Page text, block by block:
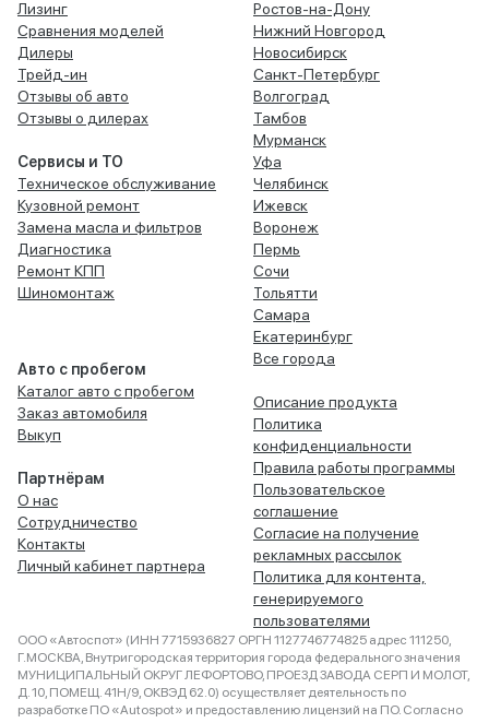
Лизинг
Сравнения моделей
Дилеры
Трейд-ин
Отзывы об авто
Отзывы о дилерах
Сервисы и ТО
Техническое обслуживание
Кузовной ремонт
Замена масла и фильтров
Диагностика
Ремонт КПП
Шиномонтаж
Авто с пробегом
Каталог авто с пробегом
Заказ автомобиля
Выкуп
Партнёрам
О нас
Сотрудничество
Контакты
Личный кабинет партнера
Ростов-на-Дону
Нижний Новгород
Новосибирск
Санкт-Петербург
Волгоград
Тамбов
Мурманск
Уфа
Челябинск
Ижевск
Воронеж
Пермь
Сочи
Тольятти
Самара
Екатеринбург
Все города
Описание продукта
Политика
конфиденциальности
Правила работы программы
Пользовательское
соглашение
Согласие на получение
рекламных рассылок
Политика для контента,
генерируемого
пользователями
ООО «Автоспот» (ИНН 7715936827 ОРГН 1127746774825 адрес 111250,
Г.МОСКВА, Внутригородская территория города федерального значения
МУНИЦИПАЛЬНЫЙ ОКРУГ ЛЕФОРТОВО, ПРОЕЗД ЗАВОДА СЕРП И МОЛОТ,
Д. 10, ПОМЕЩ. 41Н/9, ОКВЭД 62.0) осуществляет деятельность по
разработке ПО «Autospot» и предоставлению лицензий на ПО. Согласно